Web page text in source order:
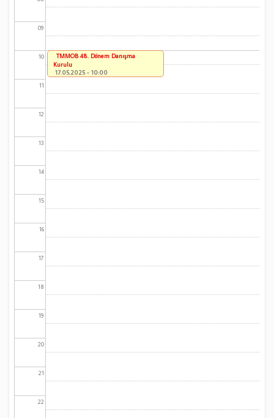
09
10
11
12
13
14
15
16
17
18
19
20
21
22
TMMOB 48. Dönem Danışma
Kurulu
17.05.2025 - 10:00